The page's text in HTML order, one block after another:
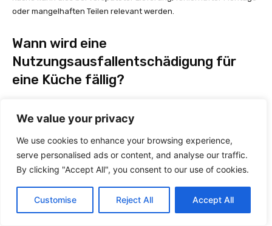
We value your privacy
We use cookies to enhance your browsing experience,
serve personalised ads or content, and analyse our traffic.
By clicking "Accept All", you consent to our use of cookies.
Customise Reject All Accept All
oder mangelhaften Teilen relevant werden.
Wann wird eine
Nutzungsausfallentschädigung für
eine Küche fällig?
Lieferant mit der Lieferung oder Montage in Verzug gerät. Dies
oder nach Ablauf einer angemessenen Nachfrist der Fall sein. Die
Dauer des Ausfalls spielt eine wichtige Rolle bei der Berechnung
der Entschädigung.
Wie wird die Höhe der